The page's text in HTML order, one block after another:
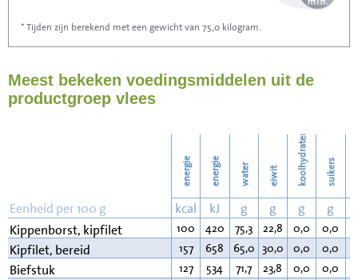
Stofzuigen
Strijken 63
72
* Tijden zijn berekend met een gewicht van 75,0 kilogram.
Meest bekeken voedingsmiddelen uit de
productgroep vlees
energie energie water eiwit koolhydraten suikers
Eenheid per 100 g kcal kJ g g g g
Kippenborst, kipfilet
100 420 75,3 22,8 0,0 0,0
Kipfilet, bereid 157 658 65,0 30,0 0,0 0,0
Biefstuk 127 534 71,7 23,8 0,0 0,0